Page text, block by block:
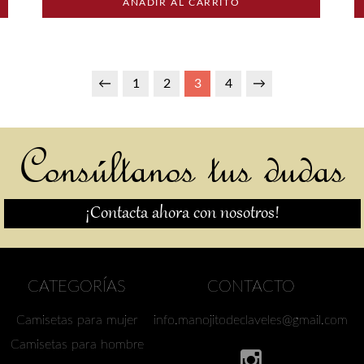
AÑADIR AL CARRITO
← 1 2 3 4 →
Consúltanos tus dudas
¡Contacta ahora con nosotros!
CATEGORÍAS
Camisetas para mujer
Camisetas para hombre
CONTACTO
info.manojitodeclaveles@gmail.com